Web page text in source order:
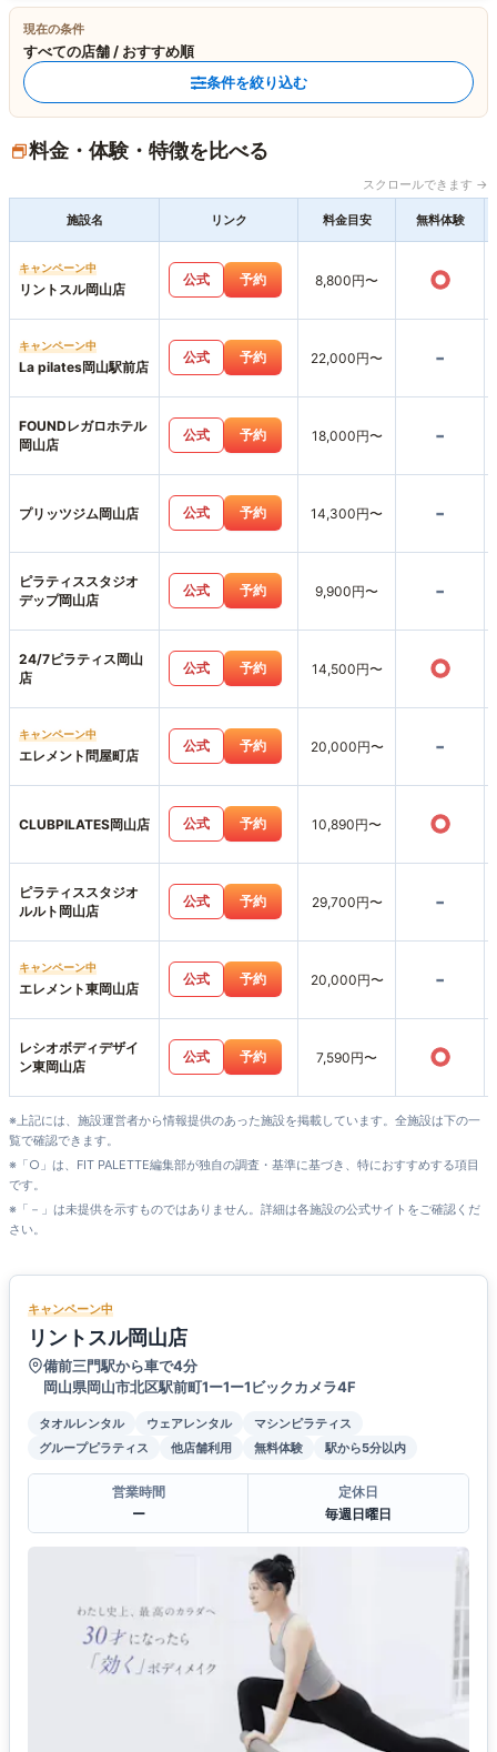
現在の条件
すべての店舗 / おすすめ順
条件を絞り込む
料金・体験・特徴を比べる
スクロールできます →
施設名 リンク 料金目安 無料体験
キャンペーン中
リントスル岡山店
公式 予約 8,800円〜 ○
キャンペーン中
La pilates岡山駅前店
公式 予約 22,000円〜 -
FOUNDレガロホテル
岡山店
公式 予約 18,000円〜 -
プリッツジム岡山店 公式 予約 14,300円〜 -
ピラティススタジオ
デップ岡山店
公式 予約 9,900円〜 -
24/7ピラティス岡山
店
公式 予約 14,500円〜 ○
キャンペーン中
エレメント問屋町店
公式 予約 20,000円〜 -
CLUBPILATES岡山店 公式 予約 10,890円〜 ○
ピラティススタジオ
ルルト岡山店
公式 予約 29,700円〜 -
キャンペーン中
エレメント東岡山店
公式 予約 20,000円〜 -
レシオボディデザイ
ン東岡山店
公式 予約 7,590円〜 ○
※上記には、施設運営者から情報提供のあった施設を掲載しています。全施設は下の一
覧で確認できます。
※「○」は、FIT PALETTE編集部が独自の調査・基準に基づき、特におすすめする項目
です。
※「－」は未提供を示すものではありません。詳細は各施設の公式サイトをご確認くだ
さい。
キャンペーン中
リントスル岡山店
備前三門駅から車で4分
岡山県岡山市北区駅前町1ー1ー1ビックカメラ4F
タオルレンタル ウェアレンタル
マシンピラティス
グループピラティス
他店舗利用 無料体験 駅から5分以内
営業時間
ー
定休日
毎週日曜日